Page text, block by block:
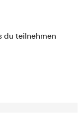
du teilnehmen